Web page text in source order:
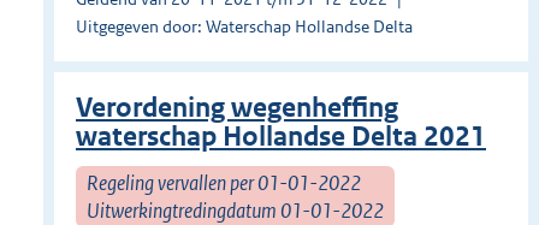
Uitgegeven door: Waterschap Hollandse Delta
Verordening wegenheffing
waterschap Hollandse Delta 2021
Regeling vervallen per 01-01-2022
Uitwerkingtredingdatum 01-01-2022